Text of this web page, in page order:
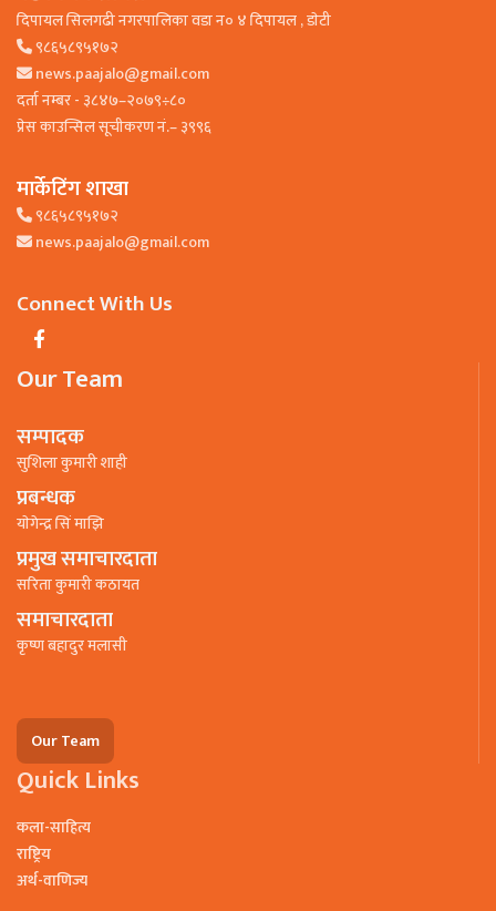
दिपायल सिलगढी नगरपालिका वडा न० ४ दिपायल , डाेटी
९८६५८९५१७२
news.paajalo@gmail.com
दर्ता नम्बर - ३८४७–२०७९÷८०
प्रेस काउन्सिल सूचीकरण नं.– ३९९६
मार्केटिंग शाखा
९८६५८९५१७२
news.paajalo@gmail.com
Connect With Us
Our Team
सम्पादक
सुशिला कुमारी शाही
प्रबन्धक
याेगेन्द्र सिं माझि
प्रमुख समाचारदाता
सरिता कुमारी कठायत
समाचारदाता
कृष्ण बहादुर मलासी
Our Team
Quick Links
कला-साहित्य
राष्ट्रिय
अर्थ-वाणिज्य